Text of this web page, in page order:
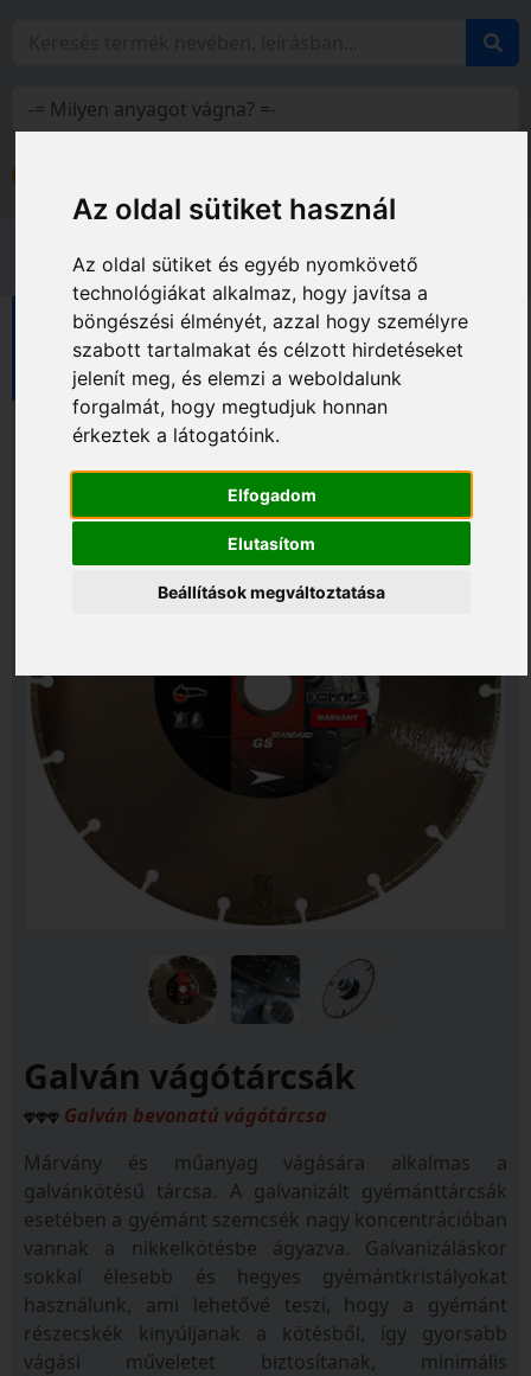
Az oldal sütiket használ
Az oldal sütiket és egyéb nyomkövető
technológiákat alkalmaz, hogy javítsa a
böngészési élményét, azzal hogy személyre
szabott tartalmakat és célzott hirdetéseket
jelenít meg, és elemzi a weboldalunk
forgalmát, hogy megtudjuk honnan
érkeztek a látogatóink.
Elfogadom
Elutasítom
Beállítások megváltoztatása
Diatech vágótárcsák
Speciális vágótárcsák
Galván vágótárcsák
Galván vágótárcsák
Galván bevonatú vágótárcsa
Márvány és műanyag vágására alkalmas a
galvánkötésű tárcsa. A galvanizált gyémánttárcsák
esetében a gyémánt szemcsék nagy koncentrációban
vannak a nikkelkötésbe ágyazva. Galvanizáláskor
sokkal élesebb és hegyes gyémántkristályokat
használunk, ami lehetővé teszi, hogy a gyémánt
részecskék kinyúljanak a kötésből, így gyorsabb
vágási műveletet biztosítanak, minimális